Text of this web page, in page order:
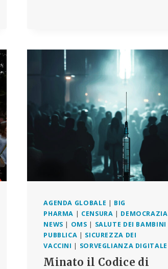
AGENDA GLOBALE | BIG
PHARMA | CENSURA | DEMOCRAZIA
NEWS | OMS | SALUTE DEI BAMBINI
PUBBLICA | SICUREZZA DEI
VACCINI | SORVEGLIANZA DIGITALE
Minato il Codice di